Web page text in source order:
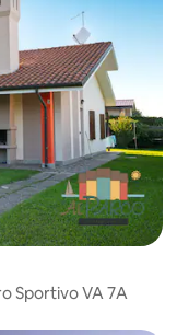
Sportivo VA 7A